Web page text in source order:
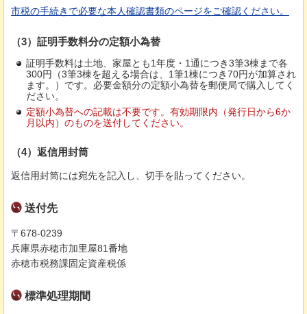
市税の手続きで必要な本人確認書類のページをご確認ください。
（3）証明手数料分の定額小為替
証明手数料は土地、家屋とも1年度・1通につき3筆3棟まで各
300円（3筆3棟を超える場合は、1筆1棟につき70円が加算され
ます。）です。必要金額分の定額小為替を郵便局で購入してく
ださい。
定額小為替への記載は不要です。有効期限内（発行日から6か
月以内）のものを送付してください。
（4）返信用封筒
返信用封筒には宛先を記入し、切手を貼ってください。
送付先
〒678-0239
兵庫県赤穂市加里屋81番地
赤穂市税務課固定資産税係
標準処理期間